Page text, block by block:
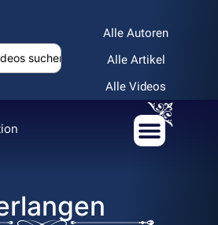
Alle Autoren
Alle Artikel
Alle Videos